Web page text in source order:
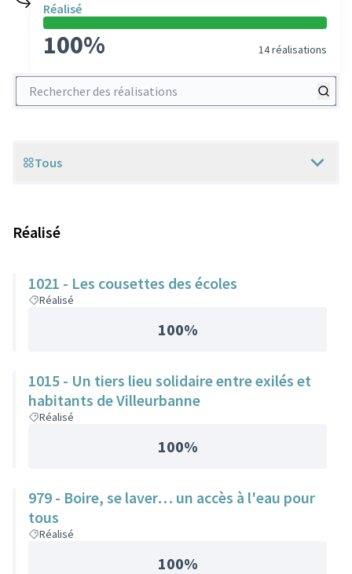
Réalisé
100% 14 réalisations
Rechercher des réalisations
Scope
Tous
Réalisé
1021 - Les cousettes des écoles
Réalisé
100%
1015 - Un tiers lieu solidaire entre exilés et
habitants de Villeurbanne
Réalisé
100%
979 - Boire, se laver… un accès à l'eau pour
tous
Réalisé
100%